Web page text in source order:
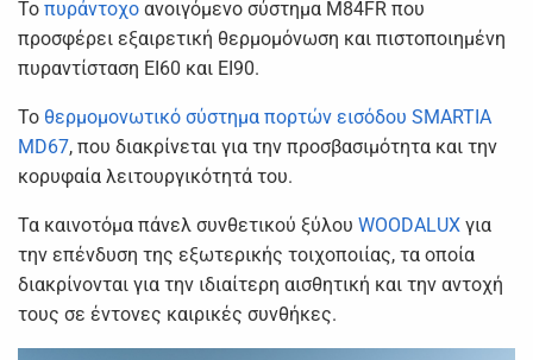
Το πυράντοχο ανοιγόμενο σύστημα M84FR που
προσφέρει εξαιρετική θερμομόνωση και πιστοποιημένη
πυραντίσταση EI60 και EI90.
Το θερμομονωτικό σύστημα πορτών εισόδου SMARTIA
MD67, που διακρίνεται για την προσβασιμότητα και την
κορυφαία λειτουργικότητά του.
Τα καινοτόμα πάνελ συνθετικού ξύλου WOODALUX για
την επένδυση της εξωτερικής τοιχοποιίας, τα οποία
διακρίνονται για την ιδιαίτερη αισθητική και την αντοχή
τους σε έντονες καιρικές συνθήκες.